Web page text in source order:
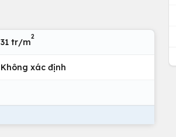
31 tr/m
2
Không xác định